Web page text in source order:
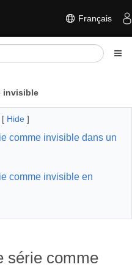
Français
invisible
[ Hide ]
comme invisible dans un
comme invisible en
série comme